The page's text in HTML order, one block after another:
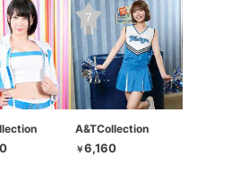
A&TCollection
￥6,160